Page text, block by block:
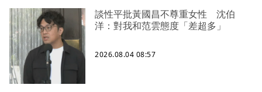
談性平批黃國昌不尊重女性 沈伯
洋：對我和范雲態度「差超多」
2026.08.04 08:57